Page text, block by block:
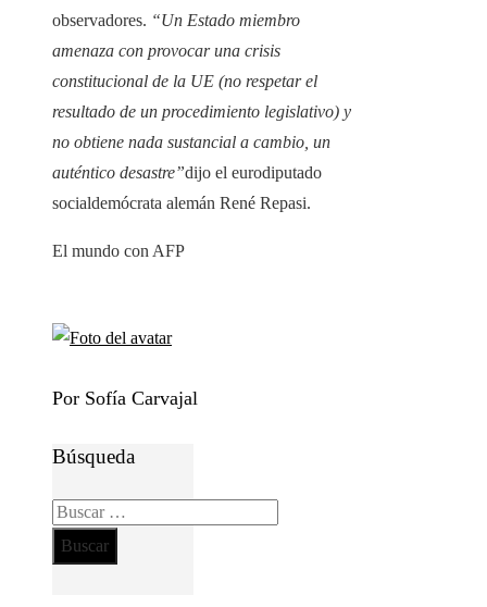
observadores. “Un Estado miembro
amenaza con provocar una crisis
constitucional de la UE (no respetar el
resultado de un procedimiento legislativo) y
no obtiene nada sustancial a cambio, un
auténtico desastre”dijo el eurodiputado
socialdemócrata alemán René Repasi.
El mundo con AFP
Por Sofía Carvajal
Búsqueda
Buscar: